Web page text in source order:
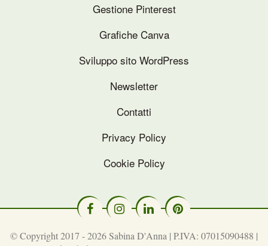
Gestione Pinterest
Grafiche Canva
Sviluppo sito WordPress
Newsletter
Contatti
Privacy Policy
Cookie Policy
© Copyright 2017 - 2026 Sabina D'Anna | P.IVA: 07015090488 |